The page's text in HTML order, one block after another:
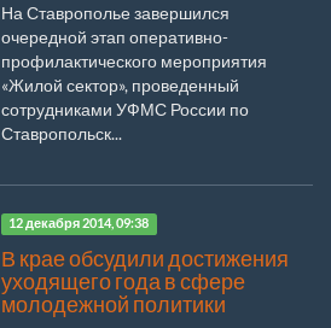
На Ставрополье завершился
очередной этап оперативно-
профилактического мероприятия
«Жилой сектор», проведенный
сотрудниками УФМС России по
Ставропольск...
12 декабря 2014, 09:38
В крае обсудили достижения
уходящего года в сфере
молодежной политики